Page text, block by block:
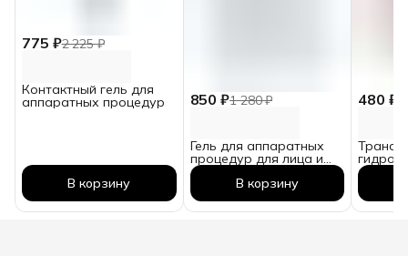
775 ₽2 225 ₽
Контактный гель для
аппаратных процедур
В корзину
850 ₽1 280 ₽
Гель для аппаратных
процедур для лица и
зоны вокруг глаз. 5
блистеров по 4 саше =
20 процедур
В корзину
480 ₽
маска